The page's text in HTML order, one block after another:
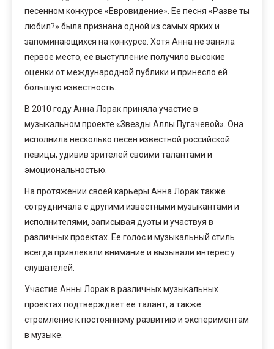
песенном конкурсе «Евровидение». Ее песня «Разве ты
любил?» была признана одной из самых ярких и
запоминающихся на конкурсе. Хотя Анна не заняла
первое место, ее выступление получило высокие
оценки от международной публики и принесло ей
большую известность.
В 2010 году Анна Лорак приняла участие в
музыкальном проекте «Звезды Аллы Пугачевой». Она
исполнила несколько песен известной российской
певицы, удивив зрителей своими талантами и
эмоциональностью.
На протяжении своей карьеры Анна Лорак также
сотрудничала с другими известными музыкантами и
исполнителями, записывая дуэты и участвуя в
различных проектах. Ее голос и музыкальный стиль
всегда привлекали внимание и вызывали интерес у
слушателей.
Участие Анны Лорак в различных музыкальных
проектах подтверждает ее талант, а также
стремление к постоянному развитию и экспериментам
в музыке.